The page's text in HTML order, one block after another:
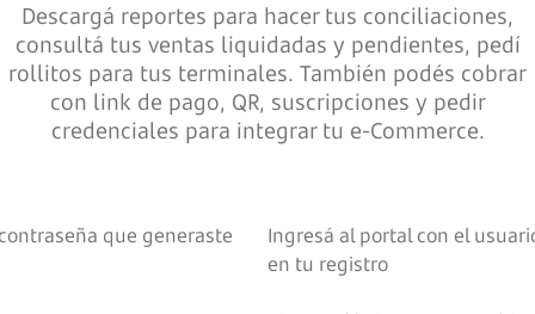
Descargá reportes para hacer tus conciliaciones,
consultá tus ventas liquidadas y pendientes, pedí
rollitos para tus terminales. También podés cobrar
con link de pago, QR, suscripciones y pedir
credenciales para integrar tu e-Commerce.
que generaste
Ingresá al portal con el
en tu registro